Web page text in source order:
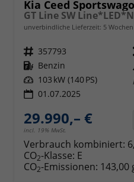
Kia Ceed
unverbindliche Lieferzeit: 5 Wochen
Fahrzeugnr. 357793
Kraftstoff Benzin
Leistung 103 kW (140 PS)
01.07.2025
29.990,– €
incl. 19% MwSt.
Verbrauch kombiniert:
CO2-Klasse: E
CO2-Emissionen: 143,00